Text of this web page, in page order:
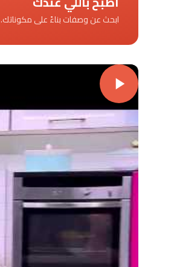
ابحث عن وصفات بناءً على مكوناتك.